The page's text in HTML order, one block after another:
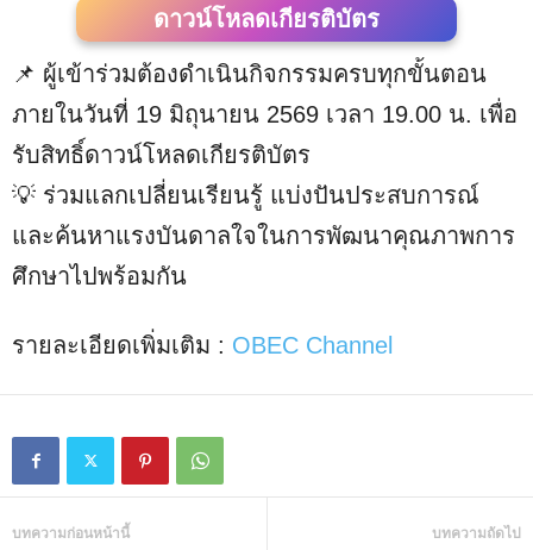
ดาวน์โหลดเกียรติบัตร
📌 ผู้เข้าร่วมต้องดำเนินกิจกรรมครบทุกขั้นตอน
ภายในวันที่ 19 มิถุนายน 2569 เวลา 19.00 น. เพื่อ
รับสิทธิ์ดาวน์โหลดเกียรติบัตร
💡 ร่วมแลกเปลี่ยนเรียนรู้ แบ่งปันประสบการณ์
และค้นหาแรงบันดาลใจในการพัฒนาคุณภาพการ
ศึกษาไปพร้อมกัน
รายละเอียดเพิ่มเติม : OBEC Channel
บทความก่อนหน้านี้ บทความถัดไป